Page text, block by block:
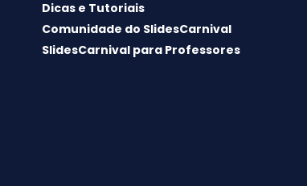
Dicas e Tutoriais
Comunidade do SlidesCarnival
SlidesCarnival para Professores